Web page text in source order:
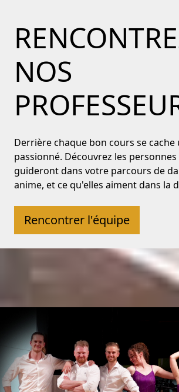
NOS
Derrière chaque bon cours se
passionné. Découvrez les
guideront dans votre parcours de
anime, et ce qu'elles aiment dans la
Rencontrer l'équipe